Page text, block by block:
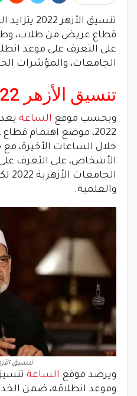
تنسيق
قطاع عريض من طلاب،
على التعرف على موعد
الجامعات، والمؤشرات
تنسيق الأزهر 2022
وبحسب موقع الساعة
2022، موضع اهتمام
خلال الساعات الأخيرة،
الأشخاص، على التعرف
والعلمية.
تنسيق الأزهر
ويرصد موقع الساعة
وموعد انطلاقه، ضمن